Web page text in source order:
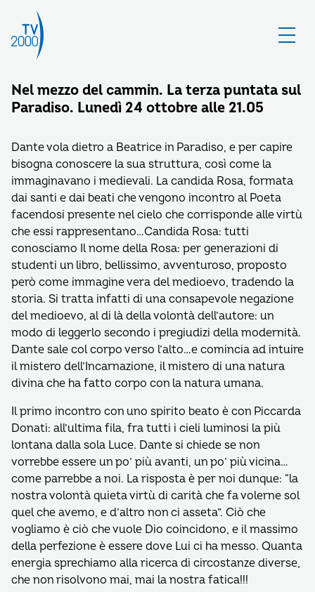
Nel mezzo del cammin. La terza puntata sul
Paradiso. Lunedì 24 ottobre alle 21.05
Dante vola dietro a Beatrice in Paradiso, e per capire
bisogna conoscere la sua struttura, così come la
immaginavano i medievali. La candida Rosa, formata
dai santi e dai beati che vengono incontro al Poeta
facendosi presente nel cielo che corrisponde alle virtù
che essi rappresentano…Candida Rosa: tutti
conosciamo Il nome della Rosa: per generazioni di
studenti un libro, bellissimo, avventuroso, proposto
però come immagine vera del medioevo, tradendo la
storia. Si tratta infatti di una consapevole negazione
del medioevo, al di là della volontà dell’autore: un
modo di leggerlo secondo i pregiudizi della modernità.
Dante sale col corpo verso l’alto…e comincia ad intuire
il mistero dell’Incarnazione, il mistero di una natura
divina che ha fatto corpo con la natura umana.
Il primo incontro con uno spirito beato è con Piccarda
Donati: all’ultima fila, fra tutti i cieli luminosi la più
lontana dalla sola Luce. Dante si chiede se non
vorrebbe essere un po’ più avanti, un po’ più vicina…
come parrebbe a noi. La risposta è per noi dunque: “la
nostra volontà quieta virtù di carità che fa volerne sol
quel che avemo, e d’altro non ci asseta”. Ciò che
vogliamo è ciò che vuole Dio coincidono, e il massimo
della perfezione è essere dove Lui ci ha messo. Quanta
energia sprechiamo alla ricerca di circostanze diverse,
che non risolvono mai, mai la nostra fatica!!!